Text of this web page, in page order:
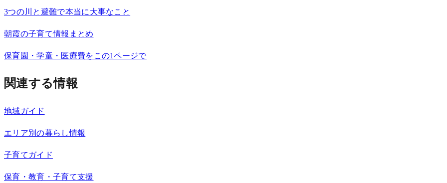
3つの川と避難で本当に大事なこと
朝霞の子育て情報まとめ
保育園・学童・医療費をこの1ページで
関連する情報
地域ガイド
エリア別の暮らし情報
子育てガイド
保育・教育・子育て支援